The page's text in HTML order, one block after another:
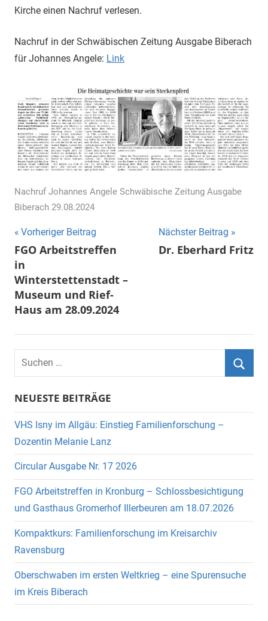
Kirche einen Nachruf verlesen.
Nachruf in der Schwäbischen Zeitung Ausgabe Biberach
für Johannes Angele: Link
Nachruf Johannes Angele Schwäbische Zeitung Ausgabe
Biberach 29.08.2024
Beitragsnavigation
Vorheriger Beitrag
FGO Arbeitstreffen
in
Winterstettenstadt –
Museum und Rief-
Haus am 28.09.2024
Nächster Beitrag
Dr. Eberhard Fritz
Suchen
NEUESTE BEITRÄGE
VHS Isny im Allgäu: Einstieg Familienforschung –
Dozentin Melanie Lanz
Circular Ausgabe Nr. 17 2026
FGO Arbeitstreffen in Kronburg – Schlossbesichtigung
und Gasthaus Gromerhof Illerbeuren am 18.07.2026
Kompaktkurs: Familienforschung im Kreisarchiv
Ravensburg
Oberschwaben im ersten Weltkrieg – eine Spurensuche
im Kreis Biberach